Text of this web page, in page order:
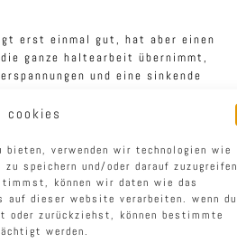
cookies
verwenden wir technologien wie
speichern und/oder darauf
können wir daten wie das
auf dieser website verarbeiten. wenn du
zurückziehst, können bestimmte
werden.
erst einmal gut, hat aber einen
ganze haltearbeit übernimmt,
und eine sinkende
die philosophie von